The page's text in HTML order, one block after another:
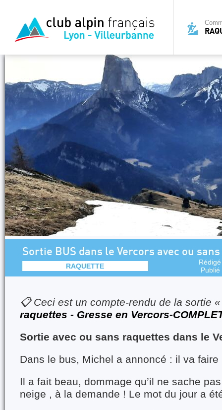
Sortie BUS dans le Vercors avec ou
RAQUETTE
📋 Ceci est un compte-rendu de la sortie
raquettes - Gresse en Vercors-
Sortie avec ou sans raquettes dans le
Dans le bus, Michel a annoncé : il va
Il a fait beau, dommage qu’il ne sache
neige , à la demande ! Le mot du jour a